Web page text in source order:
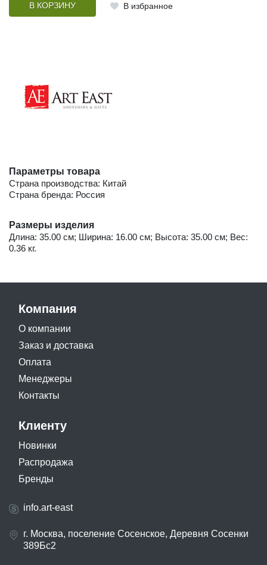
В КОРЗИНУ В избранное
Параметры товара
Страна производства: Китай
Страна бренда: Россия
Размеры изделия
Длина: 35.00 см; Ширина: 16.00 см; Высота: 35.00 см; Вес:
0.36 кг.
Компания
О компании
Заказ и доставка
Оплата
Менеджеры
Контакты
Клиенту
Новинки
Распродажа
Бренды
info.art-east
г. Москва, поселение Сосенское, Деревня Сосенки
389Бс2